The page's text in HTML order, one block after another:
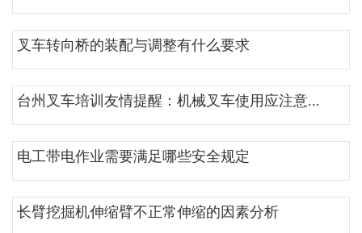
叉车转向桥的装配与调整有什么要求
台州叉车培训友情提醒：机械叉车使用应注意...
电工带电作业需要满足哪些安全规定
长臂挖掘机伸缩臂不正常伸缩的因素分析